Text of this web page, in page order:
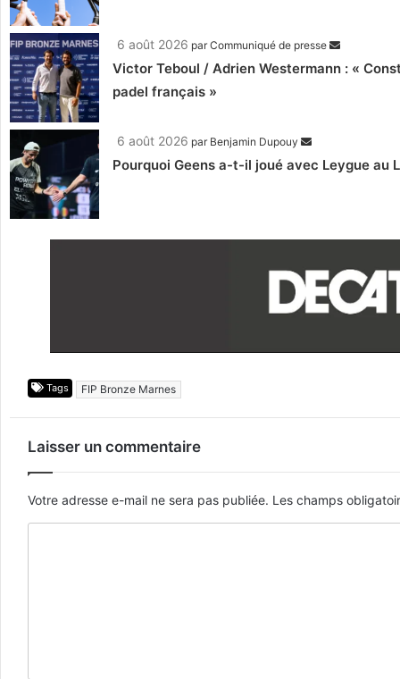
6 août 2026 parCommuniqué de presse
Victor Teboul / Adrien Westermann : «
padel français »
6 août 2026 par Benjamin Dupouy
Pourquoi Geens a-t-il joué avec Leygue au
Tags FIP Bronze Marnes
Laisser un commentaire
Votre adresse e-mail ne sera pas publiée. Les champs